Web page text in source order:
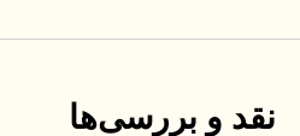
نقد و بررسی‌ها